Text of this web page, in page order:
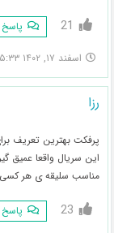
21 پاسخ
اسفند ۱۷, ۱۴۰۲ ۵:۳۳ ق.ظ
رزا
پرفکت بهترین تعریف
این سریال واقعا عمیق
مناسب سلیقه ی هر کسی
23 پاسخ